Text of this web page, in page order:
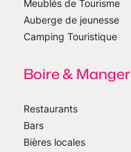
Meublés de Tourisme
Auberge de jeunesse
Camping Touristique
Boire & Manger
Restaurants
Bars
Bières locales